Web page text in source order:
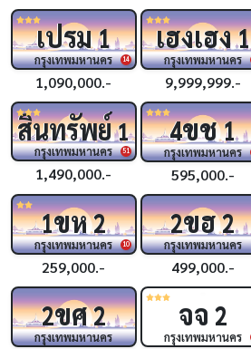
14
เปรม1
กรุงเทพมหานคร
1,090,000.-
เฮงเฮง1
กรุงเทพมหานคร
9,999,999.-
51
สินทรัพย์1
กรุงเทพมหานคร
1,490,000.-
4ขช1
กรุงเทพมหานคร
595,000.-
10
1ขห2
กรุงเทพมหานคร
259,000.-
2ขฮ2
กรุงเทพมหานคร
499,000.-
2ขศ2
กรุงเทพมหานคร
จจ 2
กรุงเทพมหานคร